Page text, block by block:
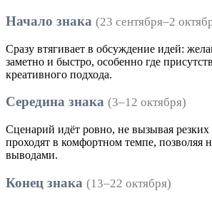
Начало знака (23 сентября–2
Сразу втягивает в обсуждение идей:
заметно и быстро, особенно где
креативного подхода.
Середина знака (3–12 октября)
Сценарий идёт ровно, не вызывая
проходят в комфортном темпе, позволяя
выводами.
Конец знака (13–22 октября)